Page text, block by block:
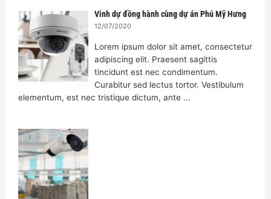
Vinh dự đồng hành cùng dự án Phú Mỹ Hưng
12/07/2020
Lorem ipsum dolor sit amet, consectetur
adipiscing elit. Praesent sagittis
tincidunt est nec condimentum.
Curabitur sed lectus tortor. Vestibulum
elementum, est nec tristique dictum, ante ...